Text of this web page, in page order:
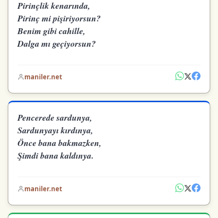
Pirinçlik kenarında,
Pirinç mi pişiriyorsun?
Benim gibi cahille,
Dalga mı geçiyorsun?
maniler.net
Pencerede sardunya,
Sardunyayı kırdınya,
Önce bana bakmazken,
Şimdi bana kaldınya.
maniler.net